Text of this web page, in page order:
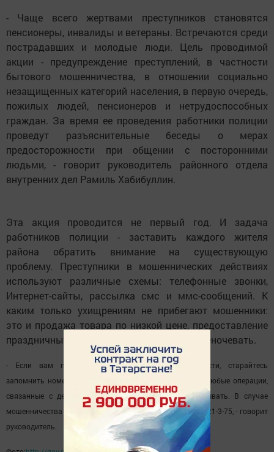
- Чаще всего жертвами преступников становятся
пенсионеры, инвалиды и ветераны. Встречаются среди
пострадавших и молодые люди. Цель проводимой
акции - предупреждение преступлений, в частности
бытового мошенничества, в отношении социально
незащищенных категорий населения, в первую очередь,
пожилых людей, пенсионеров и нетрудоспособных
граждан. За время ее проведения работники полиции
проведут разъяснительные беседы о мерах
предосторожности при общении с посторонними
людьми, - говорит руководитель районного отдела
внутренних дел Рамиль Хабибуллин.
Эта акция проводится не первый год. И задача
работников полиции - заставить каждого жителя
района обратить внимание на существующую
проблему. Преступники в мошеннических действиях
используют различные схемы: телефонные звонки,
Интернет-сайты, рассылка смс и ммс-сообщений. К
каким только ухищрениям не прибегают мошенники:
это и продажа товара по низкой цене, предоставление
праздничных скидок, просьбы пустить переночевать.
- Если вам повстречались подозрительные личности, старайтесь
запомнить номера их автомобилей, одежду, приметы. Любые операции,
связанные с деньгами, старайтесь тщательно обдумывать. В случае
мошенничества обращайтесь по телефонам 02, 21-5-75, 21-3-75, - говорит
руководитель.